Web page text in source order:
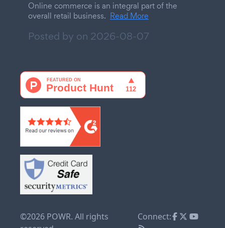
Online commerce is an integral part of the
overall retail business. Read More
Posted by on 2026-08-07
©2026 POWR. All rights
Connect: